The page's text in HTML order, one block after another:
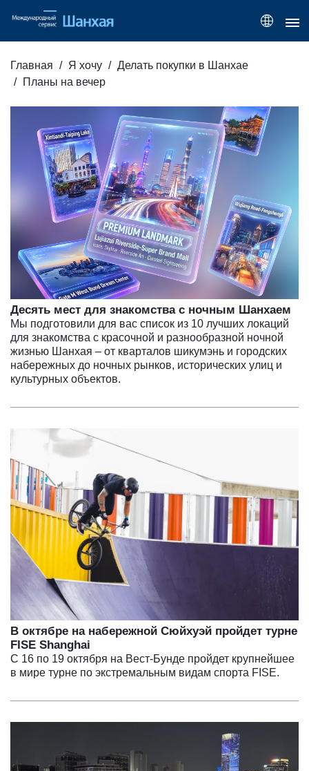
Главная Я хочу
Делать покупки в Шанхае
Планы на вечер
Десять мест для знакомства с ночным Шанхаем
Мы подготовили для вас список из 10 лучших локаций
для знакомства с красочной и разнообразной ночной
жизнью Шанхая – от кварталов шикумэнь и городских
набережных до ночных рынков, исторических улиц и
культурных объектов.
В октябре на набережной Сюйхуэй пройдет турне
FISE Shanghai
С 16 по 19 октября на Вест-Бунде пройдет крупнейшее
в мире турне по экстремальным видам спорта FISE.